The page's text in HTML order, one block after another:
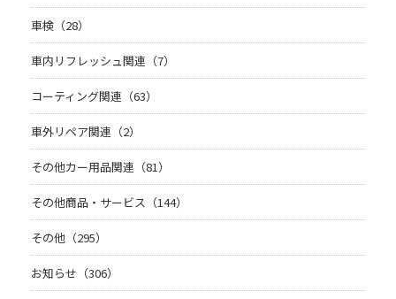
車検（28）
車内リフレッシュ関連（7）
コーティング関連（63）
車外リペア関連（2）
その他カー用品関連（81）
その他商品・サービス（144）
その他（295）
お知らせ（306）